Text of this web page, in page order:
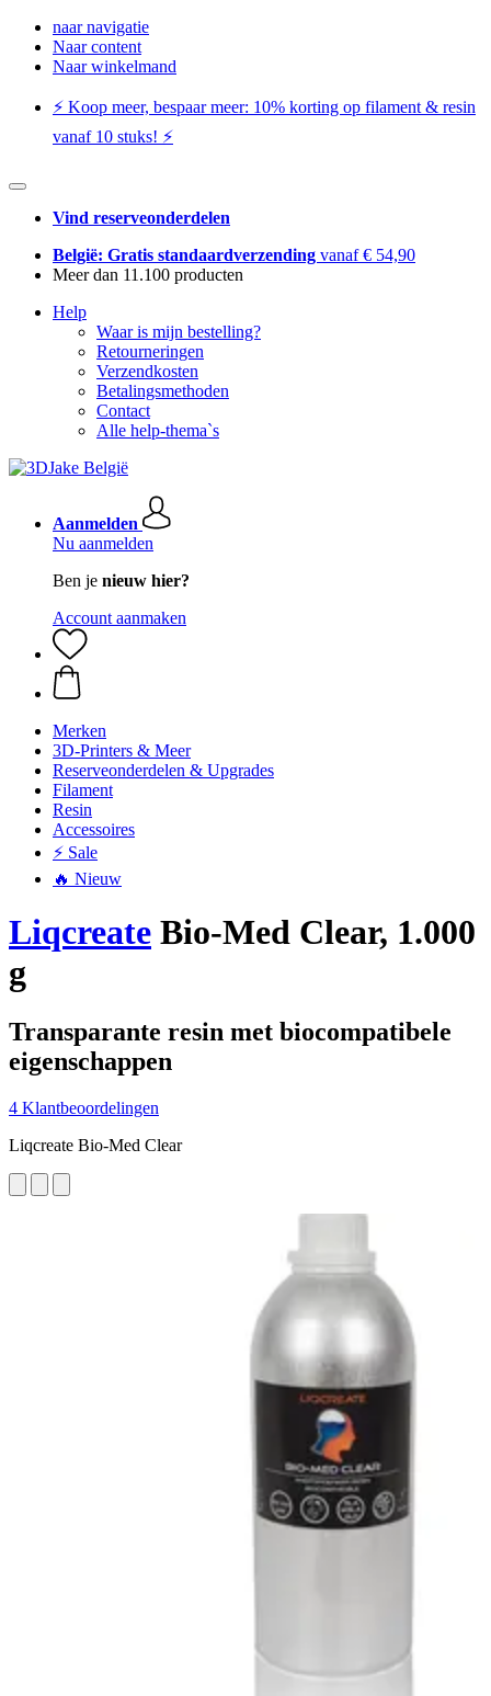
naar navigatie
Naar content
Naar winkelmand
⚡️ Koop meer, bespaar meer: ​​10% korting op filament & resin
vanaf 10 stuks! ⚡️
Vind reserveonderdelen
België: Gratis standaardverzending vanaf € 54,90
Meer dan 11.100 producten
Help
Waar is mijn bestelling?
Retourneringen
Verzendkosten
Betalingsmethoden
Contact
Alle help-thema`s
Aanmelden
Nu aanmelden
Ben je nieuw hier?
Account aanmaken
Merken
3D-Printers & Meer
Reserveonderdelen & Upgrades
Filament
Resin
Accessoires
⚡ Sale
🔥 Nieuw
Liqcreate Bio-Med Clear, 1.000
g
Transparante resin met biocompatibele
eigenschappen
4 Klantbeoordelingen
Liqcreate Bio-Med Clear